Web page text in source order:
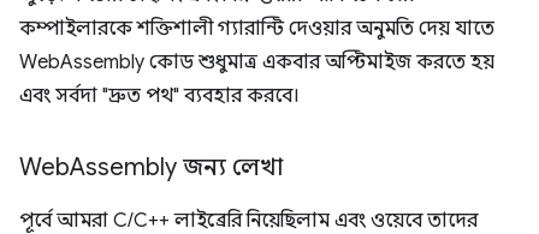
কম্পাইলারকে শক্তিশালী গ্যারান্টি দেওয়ার অনুমতি দেয় যাতে
WebAssembly কোড শুধুমাত্র একবার অপ্টিমাইজ করতে হয়
এবং সর্বদা "দ্রুত পথ" ব্যবহার করবে।
WebAssembly জন্য লেখা
পূর্বে আমরা C/C++ লাইব্রেরি নিয়েছিলাম এবং ওয়েবে তাদের